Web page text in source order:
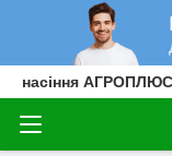
насіння